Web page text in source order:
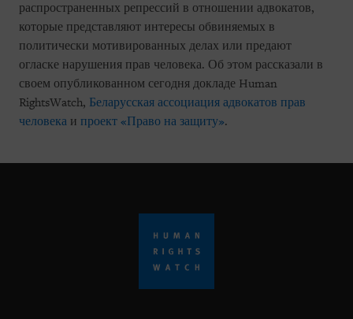
распространенных репрессий в отношении адвокатов,
которые представляют интересы обвиняемых в
политически мотивированных делах или предают
огласке нарушения прав человека. Об этом рассказали в
своем опубликованном сегодня докладе Human
RightsWatch, Беларусская ассоциация адвокатов прав
человека и проект «Право на защиту».